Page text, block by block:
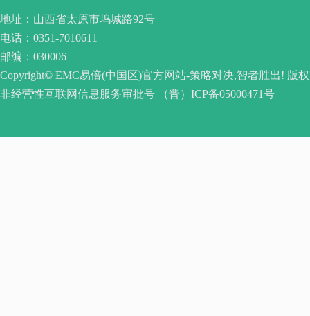
地址：山西省太原市坞城路92号
电话：0351-7010611
邮编：030006
Copyright© EMC易倍(中国区)官方网站-策略对决,智者胜出! 版
非经营性互联网信息服务审批号 （晋）ICP备05000471号